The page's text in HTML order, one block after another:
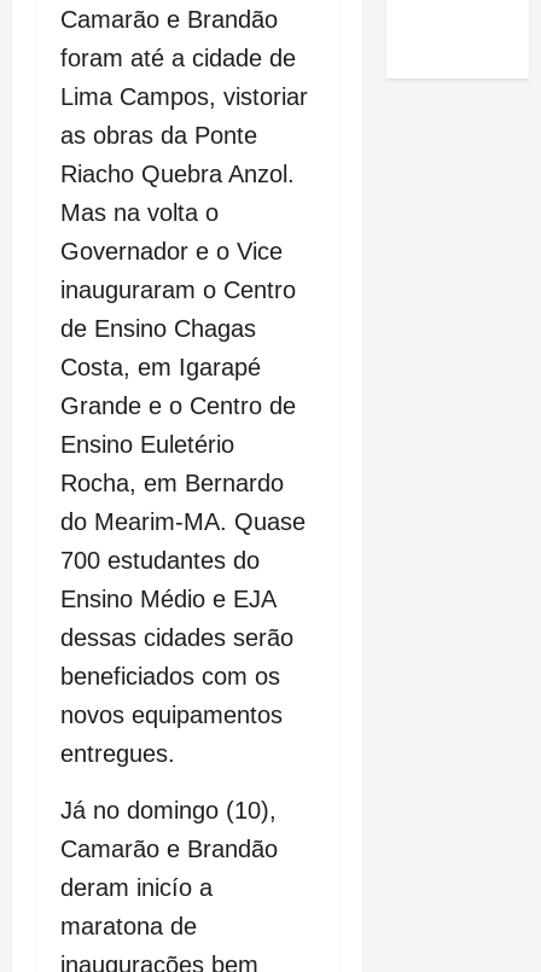
Camarão e Brandão
foram até a cidade de
Lima Campos, vistoriar
as obras da Ponte
Riacho Quebra Anzol.
Mas na volta o
Governador e o Vice
inauguraram o Centro
de Ensino Chagas
Costa, em Igarapé
Grande e o Centro de
Ensino Euletério
Rocha, em Bernardo
do Mearim-MA. Quase
700 estudantes do
Ensino Médio e EJA
dessas cidades serão
beneficiados com os
novos equipamentos
entregues.
Já no domingo (10),
Camarão e Brandão
deram inicío a
maratona de
inaugurações bem